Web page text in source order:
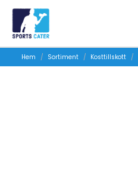
Hem Sortiment Kosttillskott